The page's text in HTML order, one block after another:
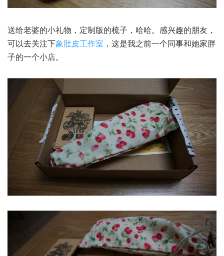
送给老婆的小礼物，定制版的梳子，哈哈。感兴趣的朋友，
可以去关注下象肚皮工作室 ，这是我之前一个同事和她家胖
子的一个小店。